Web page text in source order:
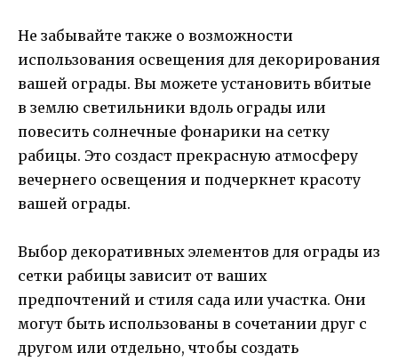
Не забывайте также о возможности
использования освещения для декорирования
вашей ограды. Вы можете установить вбитые
в землю светильники вдоль ограды или
повесить солнечные фонарики на сетку
рабицы. Это создаст прекрасную атмосферу
вечернего освещения и подчеркнет красоту
вашей ограды.
Выбор декоративных элементов для ограды из
сетки рабицы зависит от ваших
предпочтений и стиля сада или участка. Они
могут быть использованы в сочетании друг с
другом или отдельно, чтобы создать